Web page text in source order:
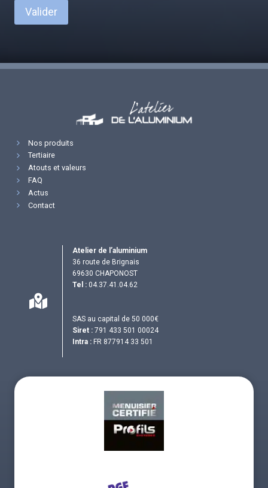
Valider
Nos produits
Tertiaire
Atouts et valeurs
FAQ
Actus
Contact
Atelier de l’aluminium
36 route de Brignais
69630 CHAPONOST
Tel : 04.37.41.04.62
SAS au capital de 50 000€
Siret : 791 433 501 00024
Intra : FR 877914 33 501